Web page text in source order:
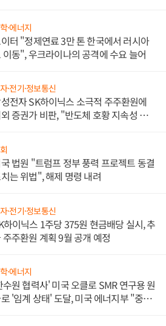
·에너지
터 "정제연료 3만 톤 한국에서 러시아
이동", 우크라이나의 공격에 수요 늘어
·전기·정보통신
전자 SK하이닉스 소극적 주주환원에
증권가 비판, "반도체 호황 지속성 의
법원 "트럼프 정부 풍력 프로젝트 동결
는 위법", 해제 명령 내려
·전기·정보통신
하이닉스 1주당 375원 현금배당 실시, 추
주주환원 계획 9월 공개 예정
·에너지
수원 협력사' 미국 오클로 SMR 연구용 원
'임계 상태' 도달, 미국 에너지부 "중요